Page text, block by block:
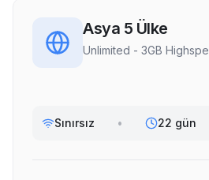
Asya 5 Ülke
Unlimited - 3GB
Sınırsız • 22 gün